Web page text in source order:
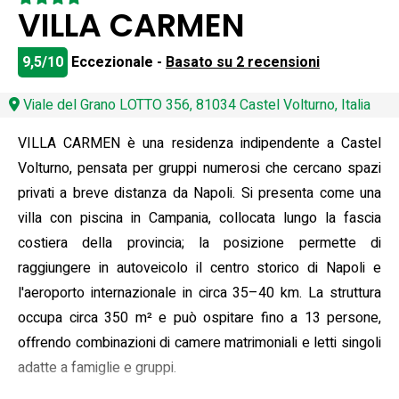
VILLA CARMEN
9,5/10 Eccezionale - Basato su 2 recensioni
Viale del Grano LOTTO 356, 81034 Castel Volturno, Italia
VILLA CARMEN è una residenza indipendente a Castel
Volturno, pensata per gruppi numerosi che cercano spazi
privati a breve distanza da Napoli. Si presenta come una
villa con piscina in Campania, collocata lungo la fascia
costiera della provincia; la posizione permette di
raggiungere in autoveicolo il centro storico di Napoli e
l'aeroporto internazionale in circa 35–40 km. La struttura
occupa circa 350 m² e può ospitare fino a 13 persone,
offrendo combinazioni di camere matrimoniali e letti singoli
adatte a famiglie e gruppi.